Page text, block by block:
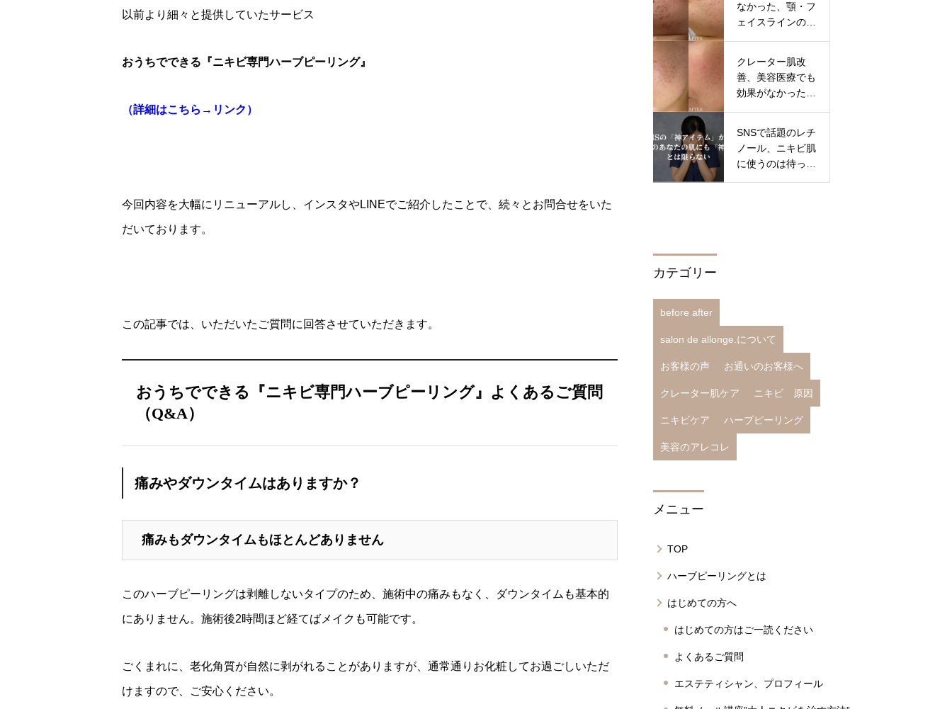
以前より細々と提供していたサービス
おうちでできる『ニキビ専門ハーブピーリング』
（詳細はこちら→リンク）
今回内容を大幅にリニューアルし、インスタやLINEでご紹介したことで、続々とお問合せをいた
だいております。
この記事では、いただいたご質問に回答させていただきます。
おうちでできる『ニキビ専門ハーブピーリング』よくあるご質問
（Q&A）
痛みやダウンタイムはありますか？
痛みもダウンタイムもほとんどありません
このハーブピーリングは剥離しないタイプのため、施術中の痛みもなく、ダウンタイムも基本的
にありません。施術後2時間ほど経てばメイクも可能です。
ごくまれに、老化角質が自然に剥がれることがありますが、通常通りお化粧してお過ごしいただ
けますので、ご安心ください。
なかった、顎・フ
ェイスラインのニ
クレーター肌改
善、美容医療でも
効果がなかった方
SNSで話題のレチ
ノール、ニキビ肌
に使うのは待っ
カテゴリー
before after
salon de allonge.について
お客様の声 お通いのお客様へ
クレーター肌ケア ニキビ 原因
ニキビケア ハーブピーリング
美容のアレコレ
メニュー
TOP
ハーブピーリングとは
はじめての方へ
はじめての方はご一読ください
よくあるご質問
エステティシャン、プロフィール